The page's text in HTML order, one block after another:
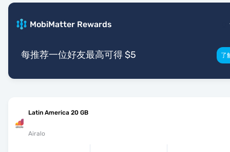
MobiMatter Rewards
每推荐一位好友最高可得 $5 了
Latin America 20 GB
Airalo